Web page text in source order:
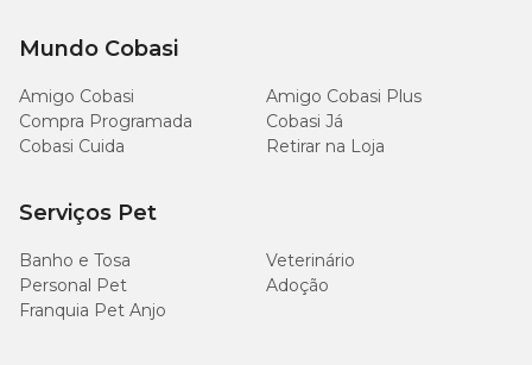
Potássio (mín.)
Mananoligossacarídeos (mín.)
Ômega 6 (mín.)
Ômega 3 (mín.)
Mundo Cobasi
Amigo Cobasi
Amigo Cobasi Plus
Compra Programada
Cobasi Já
Cobasi Cuida
Retirar na Loja
Serviços Pet
Banho e Tosa
Veterinário
Personal Pet
Adoção
Franquia Pet Anjo